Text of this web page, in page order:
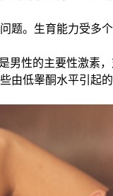
生育能力受多
性的主要性激素，
低睾酮水平引起